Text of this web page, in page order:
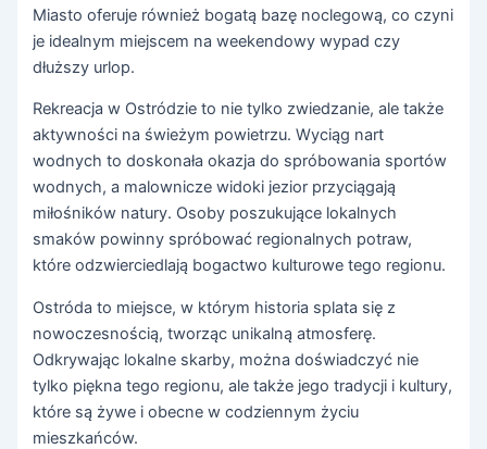
Miasto oferuje również bogatą bazę noclegową, co czyni
je idealnym miejscem na weekendowy wypad czy
dłuższy urlop.
Rekreacja w Ostródzie to nie tylko zwiedzanie, ale także
aktywności na świeżym powietrzu. Wyciąg nart
wodnych to doskonała okazja do spróbowania sportów
wodnych, a malownicze widoki jezior przyciągają
miłośników natury. Osoby poszukujące lokalnych
smaków powinny spróbować regionalnych potraw,
które odzwierciedlają bogactwo kulturowe tego regionu.
Ostróda to miejsce, w którym historia splata się z
nowoczesnością, tworząc unikalną atmosferę.
Odkrywając lokalne skarby, można doświadczyć nie
tylko piękna tego regionu, ale także jego tradycji i kultury,
które są żywe i obecne w codziennym życiu
mieszkańców.